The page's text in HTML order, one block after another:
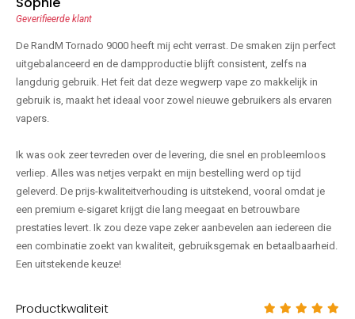
Geverifieerde klant
De RandM Tornado 9000 heeft mij echt verrast. De smaken zijn perfect
uitgebalanceerd en de dampproductie blijft consistent, zelfs na
langdurig gebruik. Het feit dat deze wegwerp vape zo makkelijk in
gebruik is, maakt het ideaal voor zowel nieuwe gebruikers als ervaren
vapers.
Ik was ook zeer tevreden over de levering, die snel en probleemloos
verliep. Alles was netjes verpakt en mijn bestelling werd op tijd
geleverd. De prijs-kwaliteitverhouding is uitstekend, vooral omdat je
een premium e-sigaret krijgt die lang meegaat en betrouwbare
prestaties levert. Ik zou deze vape zeker aanbevelen aan iedereen die
een combinatie zoekt van kwaliteit, gebruiksgemak en betaalbaarheid.
Een uitstekende keuze!
Productkwaliteit